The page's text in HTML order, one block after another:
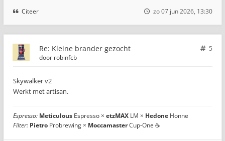
Citeer zo 07 jun 2026, 13:30
Re: Kleine brander gezocht
5
door robinfcb
Skywalker v2
Werkt met artisan.
Espresso: Meticulous Espresso × etzMAX LM × Hedone Honne
Filter: Pietro Probrewing × MoccamasterCup-One ☕